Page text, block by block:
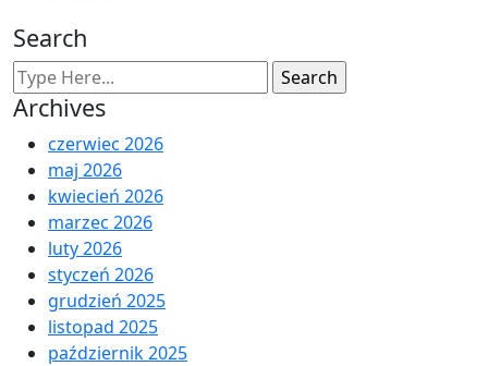
Search
Archives
czerwiec 2026
maj 2026
kwiecień 2026
marzec 2026
luty 2026
styczeń 2026
grudzień 2025
listopad 2025
październik 2025